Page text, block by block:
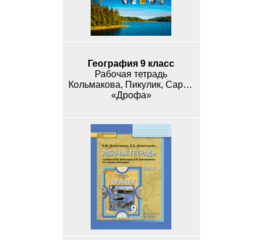
География 9 класс
Рабочая тетрадь
Кольмакова, Пикулик, Сарычева
«Дрофа»